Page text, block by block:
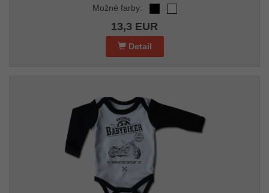
Možné farby:
13,3 EUR
Detail